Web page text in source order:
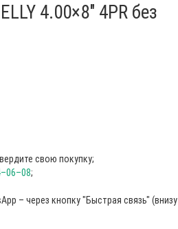
4.00×8″ 4PR без
свою покупку;
;
– через кнопку "Быстрая связь" (внизу